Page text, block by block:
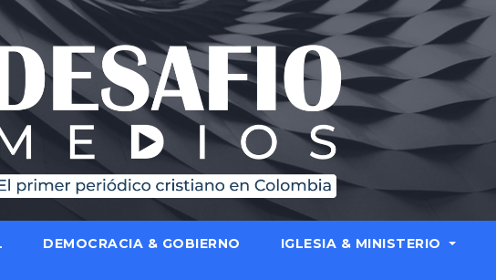
DEMOCRACIA & GOBIERNO IGLESIA & MINISTERIO